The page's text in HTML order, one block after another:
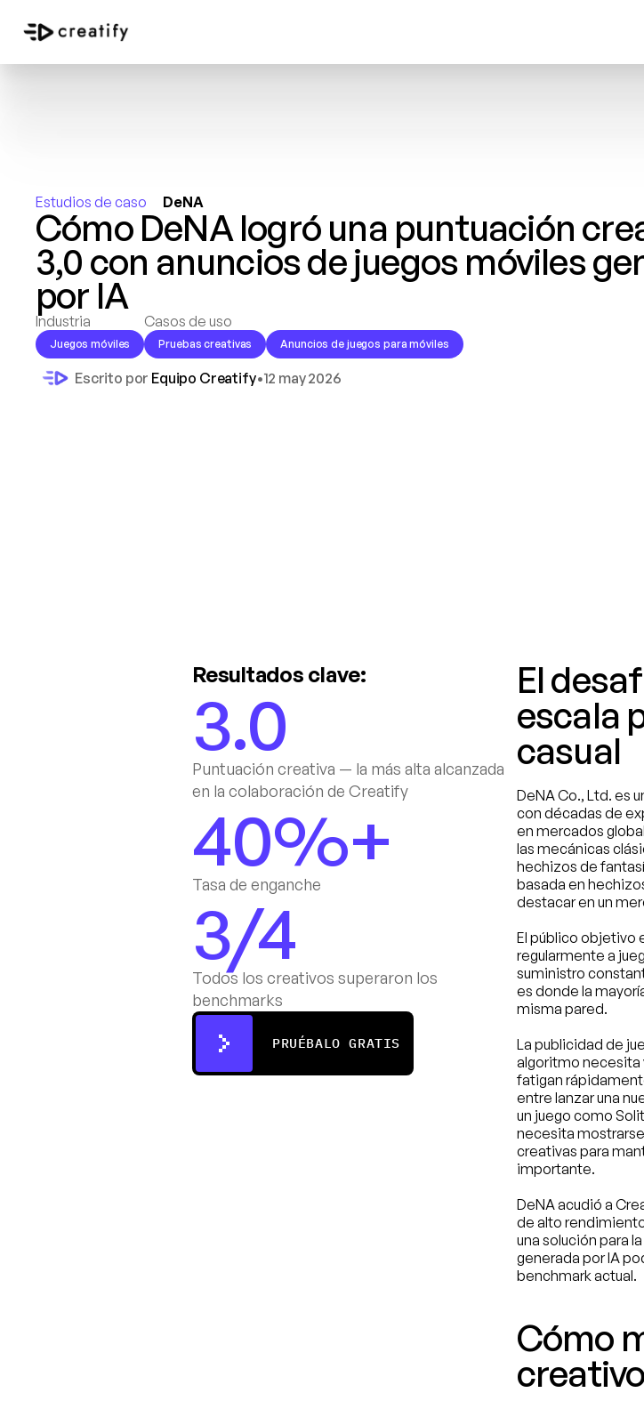
Estudios de caso DeNA
Cómo DeNA logró una puntuación
3,0 con anuncios de juegos móviles
por IA
Industria
Juegos móviles
Casos de uso
Pruebas creativas Anuncios de juegos para móviles
Escrito por Equipo Creatify•12 may 2026
Resultados clave:
3.0
Puntuación creativa — la más alta alcanzada
en la colaboración de Creatify
40%+
Tasa de enganche
3/4
Todos los creativos superaron los
benchmarks
PRUÉBALO GRATIS
El
escala
casual
DeNA Co., Ltd. es
con décadas de
en mercados
las mecánicas
hechizos de
basada en
destacar en un
El público objetivo
regularmente a
suministro
es donde la
misma pared.
La publicidad de
algoritmo necesita
fatigan
entre lanzar una
un juego como
necesita
creativas para
importante.
DeNA acudió a
de alto
una solución para
generada por IA
benchmark actual.
Cómo
creativo